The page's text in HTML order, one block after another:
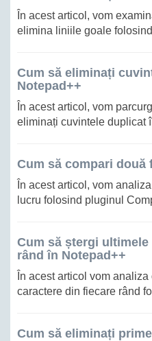
În acest articol, vom
elimina liniile goale
Cum să eliminați
Notepad++
În acest articol, vom
eliminați cuvintele duplicat
Cum să compari două
În acest articol, vom
lucru folosind pluginul
Cum să ștergi
rând în Notepad++
În acest articol vom
caractere din fiecare rând
Cum să eliminați